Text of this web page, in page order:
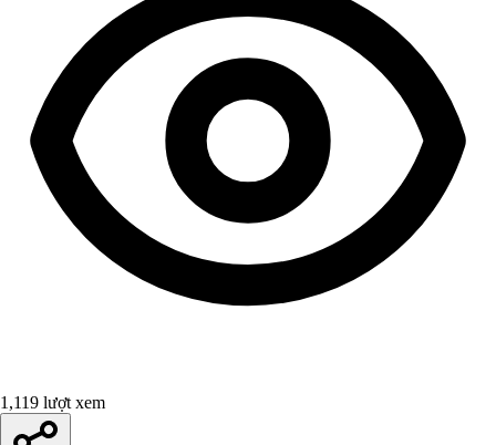
1,119 lượt xem